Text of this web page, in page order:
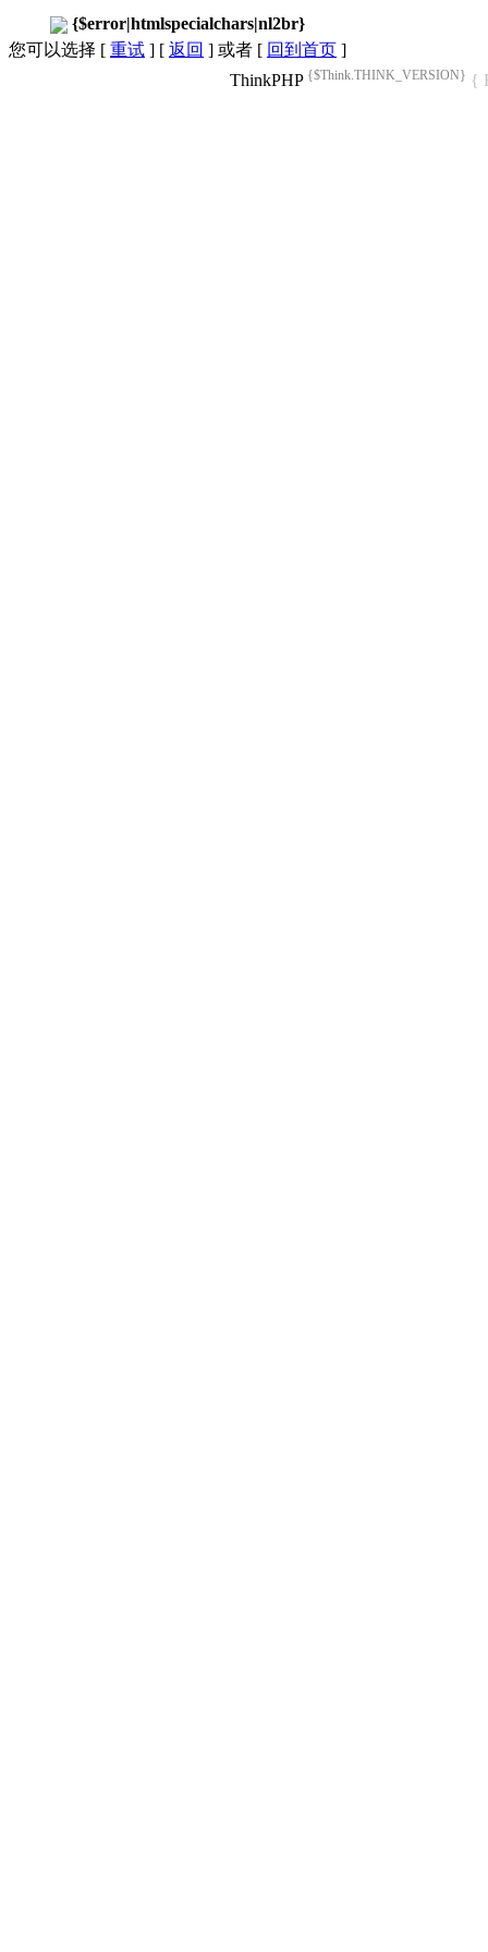
{$error|htmlspecialchars|nl2br}
您可以选择 [ 重试 ] [ 返回 ] 或者 [ 回到首页 ]
ThinkPHP {$Think.THINK_VERSION} {